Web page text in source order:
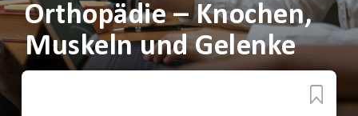
Orthopädie – Knochen,
Muskeln und Gelenke